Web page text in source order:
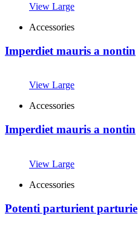
View Large
Accessories
Imperdiet mauris a nontin
View Large
Accessories
Imperdiet mauris a nontin
View Large
Accessories
Potenti parturient parturie